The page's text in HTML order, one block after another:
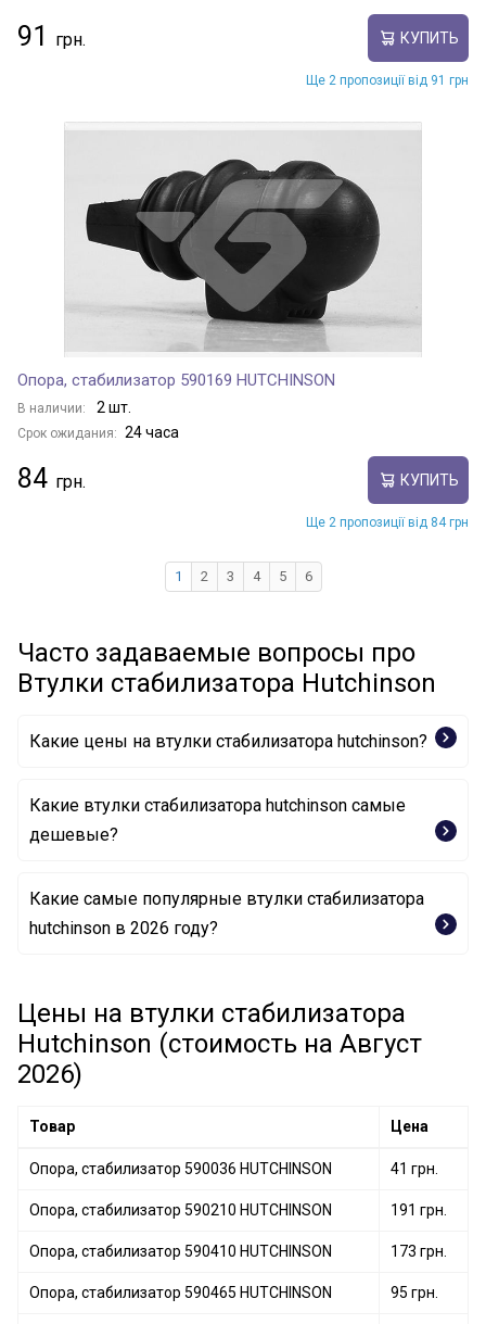
91 КУПИТЬ
Ще 2 пропозиції від 91 грн
Опора, стабилизатор 590169 HUTCHINSON
В наличии: 2 шт.
Срок ожидания: 24 часа
84 КУПИТЬ
Ще 2 пропозиції від 84 грн
1 2 3 4 5 6
Часто задаваемые вопросы про
Втулки стабилизатора Hutchinson
Какие цены на втулки стабилизатора hutchinson?
Какие втулки стабилизатора hutchinson самые
дешевые?
Опора, стабилизатор 590036 HUTCHINSON
Опора, стабилизатор 590188 HUTCHINSON
Какие самые популярные втулки стабилизатора
hutchinson в 2026 году?
Цены на втулки стабилизатора
Hutchinson (стоимость на Август
2026)
Товар Цена
Опора, стабилизатор 590036 HUTCHINSON 41 грн.
Опора, стабилизатор 590210 HUTCHINSON 191 грн.
Опора, стабилизатор 590410 HUTCHINSON 173 грн.
Опора, стабилизатор 590465 HUTCHINSON 95 грн.